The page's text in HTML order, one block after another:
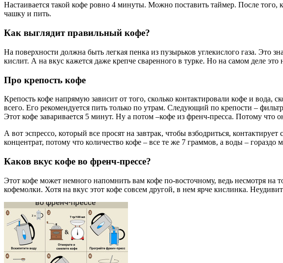
Настаивается такой кофе ровно 4 минуты. Можно поставить таймер. После
чашку и пить.
Как выглядит правильный кофе?
На поверхности должна быть легкая пенка из пузырьков углекислого газа. Это
кислит. А на вкус кажется даже крепче сваренного в турке. Но на самом деле это
Про крепость кофе
Крепость кофе напрямую зависит от того, сколько контактировали кофе и
всего. Его рекомендуется пить только по утрам. Следующий по крепости –
Этот кофе заваривается 5 минут. Ну а потом –кофе из френч-пресса. Потому что
А вот эспрессо, который все просят на завтрак, чтобы взбодриться,
концентрат, потому что количество кофе – все те же 7 граммов, а воды – гораздо
Каков вкус кофе во френч-прессе?
Этот кофе может немного напомнить вам кофе по-восточному, ведь несмотря на
кофемолки. Хотя на вкус этот кофе совсем другой, в нем ярче кислинка.